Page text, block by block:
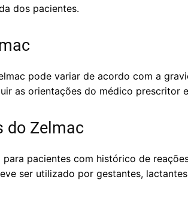
dos pacientes.
pode variar de acordo com a
as orientações do médico prescritor
do Zelmac
pacientes com histórico de
ser utilizado por gestantes,